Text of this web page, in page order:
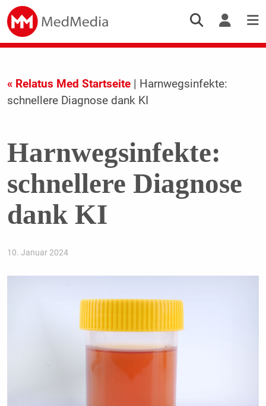
« Relatus Med Startseite| Harnwegsinfekte:
schnellere Diagnose dank KI
Harnwegsinfekte:
schnellere Diagnose
dank KI
10. Januar 2024